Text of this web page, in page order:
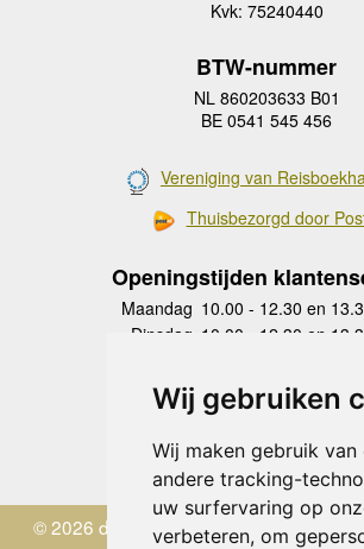
Wij gebruiken
Wij maken gebruik van
andere tracking-
uw surfervaring op
verbeteren, om
Kvk: 75240440
BTW-nummer
NL 860203633 B01
BE 0541 545 456
Vereniging van
Thuisbezorgd door
Openingstijden
Maandag 10.00 - 12.30 en
Dinsdag 10.00 - 12.30 en
Donderdag
10.00 - 12.30 en
Vrijdag 10.00 - 12.30 en
Zaterdag
gesloten
Zondag gesloten
© 2026 de Zwerver